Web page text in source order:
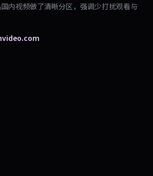
内视频做了清晰分区，强调少打扰观看与